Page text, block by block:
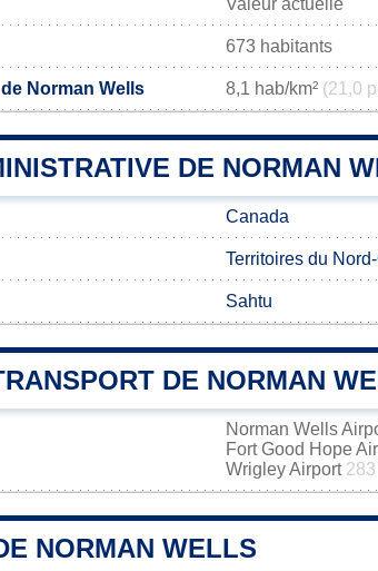
Valeur actuelle
673 habitants
Norman Wells 8,1 hab/km² (21,0
DE NORMAN
Canada
Territoires du
Sahtu
DE NORMAN
Norman Wells
Fort Good Hope
Wrigley Airport
NORMAN WELLS